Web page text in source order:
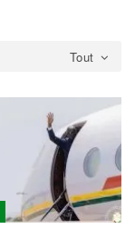
Tout